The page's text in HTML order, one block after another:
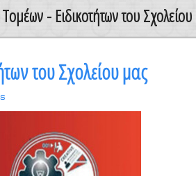
- Ειδικοτήτων του
του Σχολείου μας